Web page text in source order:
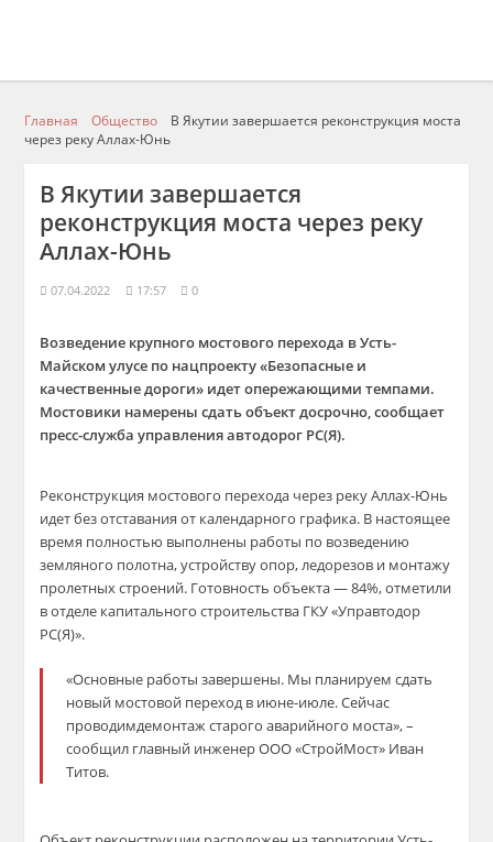
Главная Общество
В Якутии завершается реконструкция моста
через реку Аллах-Юнь
В Якутии завершается
реконструкция моста через реку
Аллах-Юнь
07.04.2022 17:57 0
Возведение крупного мостового перехода в Усть-
Майском улусе по нацпроекту «Безопасные и
качественные дороги» идетопережающими темпами.
Мостовики намерены сдать объект досрочно, сообщает
пресс-служба управления автодорог РС(Я).
Реконструкция мостового перехода через реку Аллах-Юнь
идет без отставания от календарного графика. В настоящее
время полностью выполнены работы по возведению
земляного полотна, устройствуопор, ледорезов и монтажу
пролетных строений. Готовность объекта — 84%,отметили
в отделе капитального строительства ГКУ «Управтодор
РС(Я)».
«Основные работы завершены. Мы планируем сдать
новый мостовой переход в июне-июле. Сейчас
проводимдемонтажстарогоаварийного моста», –
сообщил главный инженер ООО «СтройМост» Иван
Титов.